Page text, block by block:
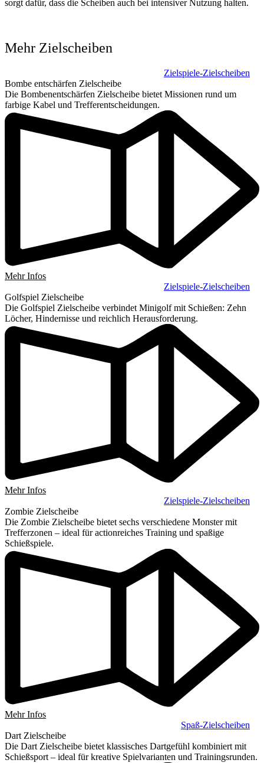
sorgt dafür, dass die Scheiben auch bei intensiver Nutzung halten.
Mehr Zielscheiben
Zielspiele-Zielscheiben
Bombe entschärfen Zielscheibe
Die Bombenentschärfen Zielscheibe bietet Missionen rund um
farbige Kabel und Trefferentscheidungen.
Mehr Infos
Zielspiele-Zielscheiben
Golfspiel Zielscheibe
Die Golfspiel Zielscheibe verbindet Minigolf mit Schießen: Zehn
Löcher, Hindernisse und reichlich Herausforderung.
Mehr Infos
Zielspiele-Zielscheiben
Zombie Zielscheibe
Die Zombie Zielscheibe bietet sechs verschiedene Monster mit
Trefferzonen – ideal für actionreiches Training und spaßige
Schießspiele.
Mehr Infos
Spaß-Zielscheiben
Dart Zielscheibe
Die Dart Zielscheibe bietet klassisches Dartgefühl kombiniert mit
Schießsport – ideal für kreative Spielvarianten und Trainingsrunden.